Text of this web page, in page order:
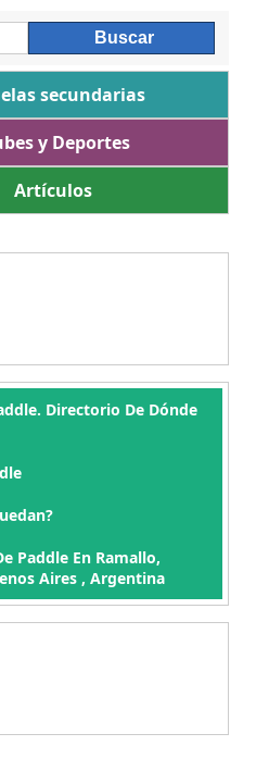
secundarias
y Deportes
Artículos
Directorio De Dónde
Paddle En Ramallo,
Aires , Argentina